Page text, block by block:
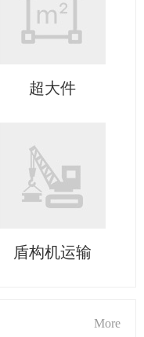
超大件
盾构机运输
More